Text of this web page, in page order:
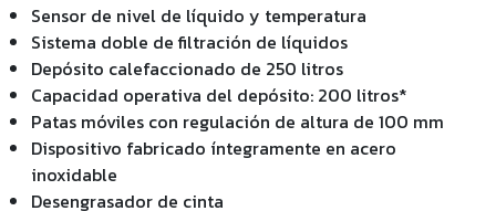
Sensor de nivel de líquido y temperatura
Sistema doble de filtración de líquidos
Depósito calefaccionado de 250 litros
Capacidad operativa del depósito: 200 litros*
Patas móviles con regulación de altura de 100 mm
Dispositivo fabricado íntegramente en acero
inoxidable
Desengrasador de cinta